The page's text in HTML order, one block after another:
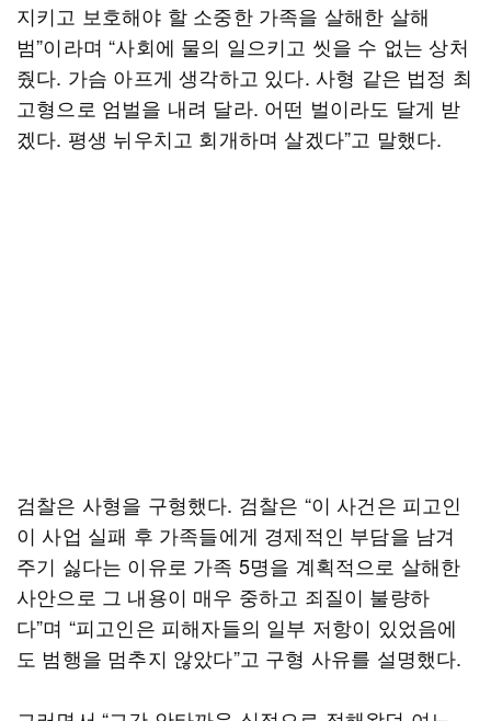
지키고 보호해야 할 소중한 가족을 살해한 살해
범”이라며 “사회에 물의 일으키고 씻을 수 없는 상처
줬다. 가슴 아프게 생각하고 있다. 사형 같은 법정 최
고형으로 엄벌을 내려 달라. 어떤 벌이라도 달게 받
겠다. 평생 뉘우치고 회개하며 살겠다”고 말했다.
검찰은 사형을 구형했다. 검찰은 “이 사건은 피고인
이 사업 실패 후 가족들에게 경제적인 부담을 남겨
주기 싫다는 이유로 가족 5명을 계획적으로 살해한
사안으로 그 내용이 매우 중하고 죄질이 불량하
다”며 “피고인은 피해자들의 일부 저항이 있었음에
도 범행을 멈추지 않았다”고 구형 사유를 설명했다.